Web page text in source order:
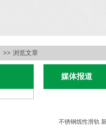
>> 浏览文章
媒体报道
不锈钢线性滑轨